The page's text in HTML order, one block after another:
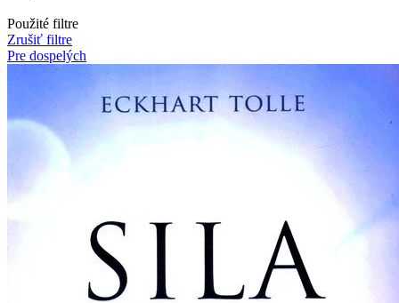
Použité filtre
Zrušiť filtre
Pre dospelých